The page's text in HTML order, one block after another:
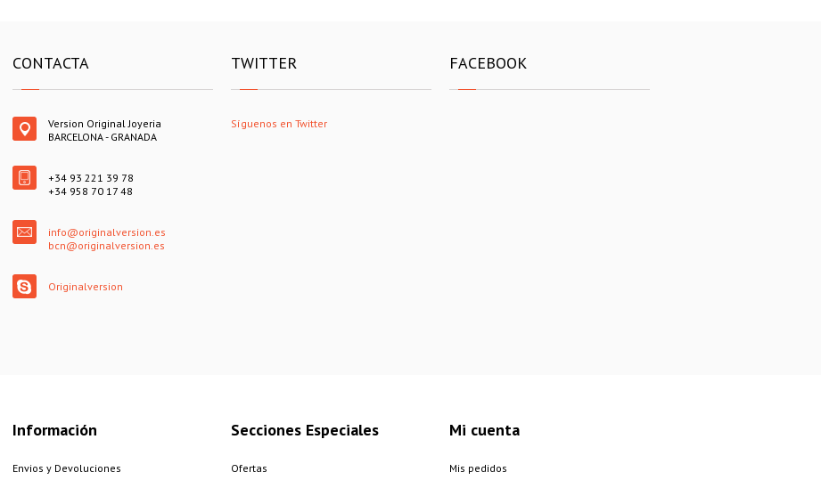
CONTACTA
Version Original Joyeria
BARCELONA - GRANADA
+34 93 221 39 78
+34 958 70 17 48
info@originalversion.es
bcn@originalversion.es
Originalversion
TWITTER
Síguenos en Twitter
FACEBOOK
Información
Envios y Devoluciones
Secciones Especiales
Ofertas
Mi cuenta
Mis pedidos